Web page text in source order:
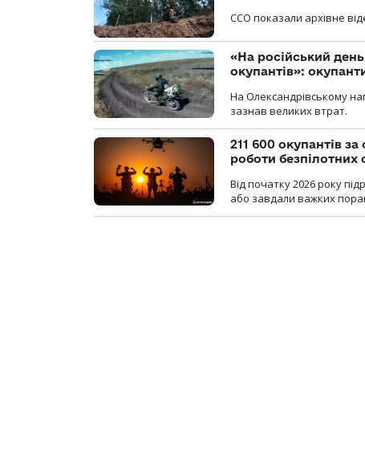
ССО показали архівне
«На російський
окупантів»:
На Олександрівському
зазнав великих втрат.
211 600 окупантів
роботи безпілотних
Від початку 2026 року
або завдали важких